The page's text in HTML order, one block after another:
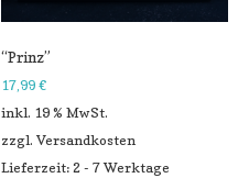
“Prinz”
17,99 €
inkl. 19 % MwSt.
zzgl. Versandkosten
Lieferzeit: 2 - 7 Werktage